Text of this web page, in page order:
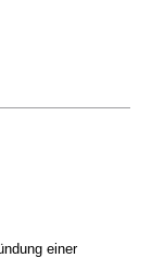
einer